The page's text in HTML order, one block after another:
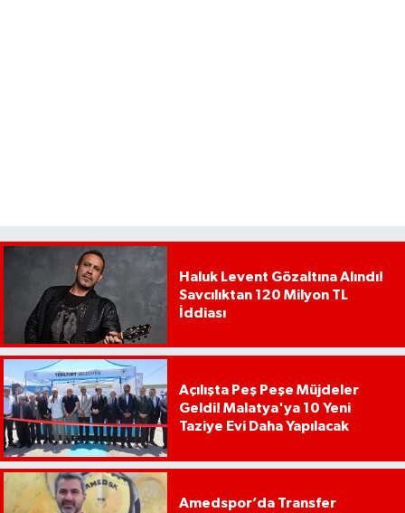
Haluk Levent Gözaltına Alındı!
Savcılıktan 120 Milyon TL
İddiası
Açılışta Peş Peşe Müjdeler
Geldi! Malatya'ya 10 Yeni
Taziye Evi Daha Yapılacak
Amedspor’da Transfer